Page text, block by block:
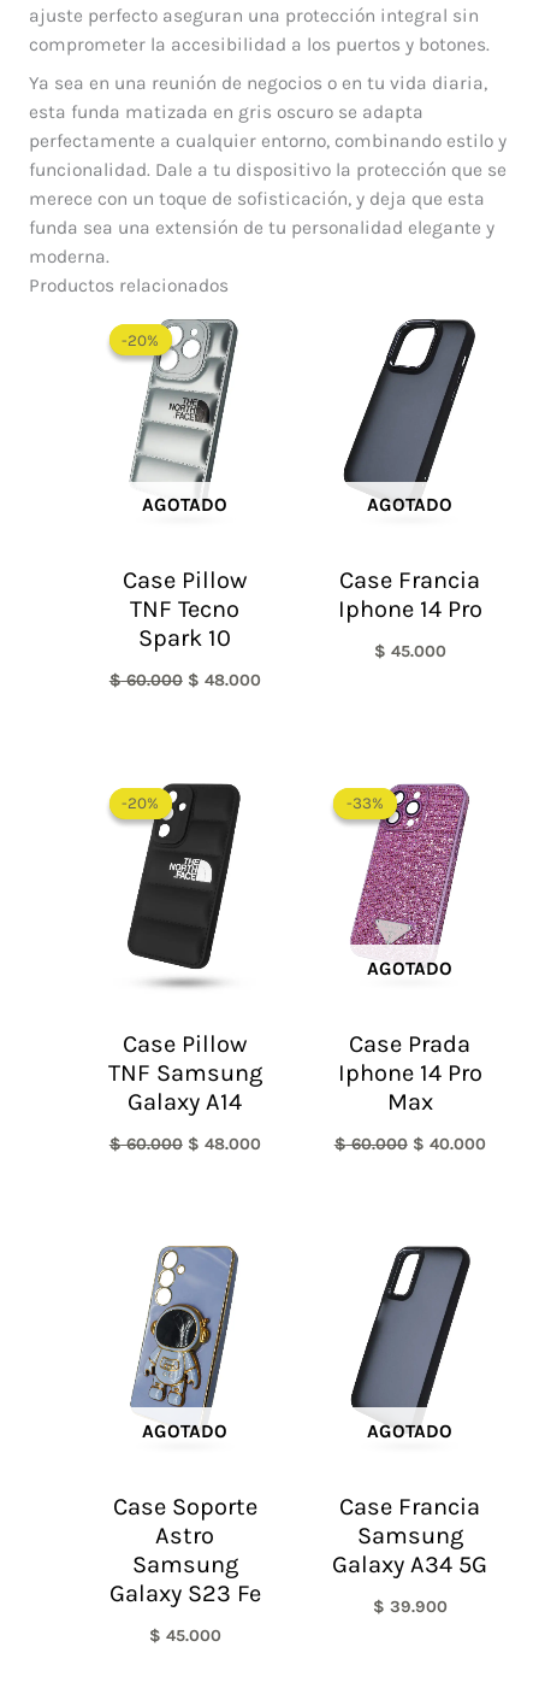
ajuste perfecto aseguran una protección integral sin
comprometer la accesibilidad a los puertos y botones.
Ya sea en una reunión de negocios o en tu vida diaria,
esta funda matizada en gris oscuro se adapta
perfectamente a cualquier entorno, combinando estilo y
funcionalidad. Dale a tu dispositivo la protección que se
merece con un toque de sofisticación, y deja que esta
funda sea una extensión de tu personalidad elegante y
moderna.
Productos relacionados
-20%
AGOTADO
-20%
Case Pillow
TNF Tecno
Spark 10
$60.000
precio
original
era:
$ 60.000.
$ 48.000
AGOTADO
Case Francia
Iphone 14 Pro
$ 45.000
-20%
-20%
Case Pillow
TNF Samsung
Galaxy A14
$60.000
precio
original
era:
$ 60.000.
$ 48.000
-33%
AGOTADO
-33%
Case Prada
Iphone 14 Pro
Max
$60.000
precio
original
era:
$ 60.000.
$ 40.000
AGOTADO
Case Soporte
Astro
Samsung
Galaxy S23 Fe
$ 45.000
AGOTADO
Case Francia
Samsung
Galaxy A34 5G
$ 39.900